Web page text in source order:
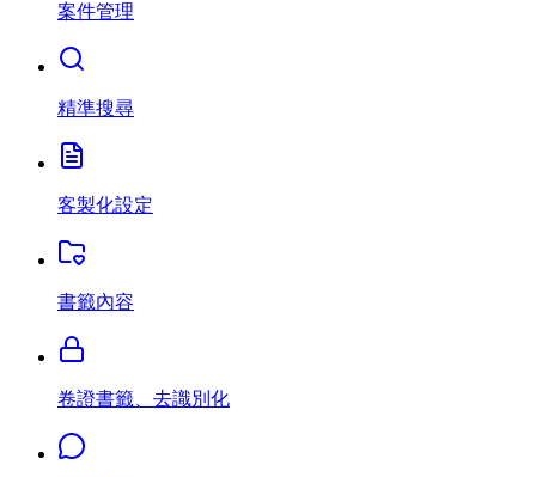
案件管理
精準搜尋
客製化設定
書籤內容
卷證書籤、去識別化